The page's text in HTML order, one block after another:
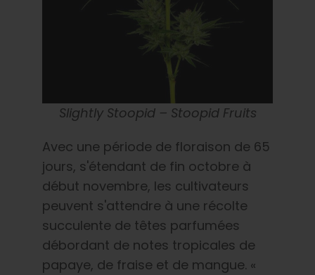
Slightly Stoopid – Stoopid Fruits
Avec une période de floraison de 65
jours, s'étendant de fin octobre à
début novembre, les cultivateurs
peuvent s'attendre à une récolte
succulente de têtes parfumées
débordant de notes tropicales de
papaye, de fraise et de mangue. «